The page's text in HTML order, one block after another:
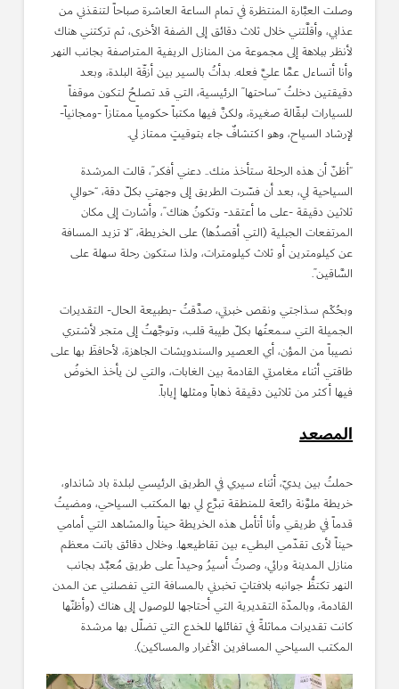
وصلت العبَّارة المنتظرة في تمام الساعة العاشرة صباحاً لتنقذني من
عذابي، وأقلَّتني خلال ثلاث دقائق إلى الضفة الأخرى، ثم تركتني هناك
لأنظر ببلاهة إلى مجموعة من المنازل الريفية المتراصفة بجانب النهر
وأنا أتساءل عمَّا عليَّ فعله. بدأتُ بالسير بين أزقّة البلدة، وبعد
دقيقتين دخلتُ “ساحتها” الرئيسية، التي قد تصلحُ لتكون موقفاً
للسيارات لبقّالة صغيرة، ولكنَّ فيها مكتباً حكومياً ممتازاً -ومجانياً-
لإرشاد السياح، وهو اكتشافٌ جاء بتوقيتٍ ممتاز لي.
“أظنّ أن هذه الرحلة ستأخذ منك.. دعني أفكر”، قالت المرشدة
السياحية لي، بعد أن فسّرت الطريق إلى وجهتي بكلّ دقة، “حوالي
ثلاثين دقيقة -على ما أعتقد- وتكونُ هناك”، وأشارت إلى مكان
المرتفعات الجبلية (التي أقصدُها) على الخريطة، “لا تزيد المسافة
عن كيلومترين أو ثلاث كيلومترات، ولذا ستكون رحلة سهلة على
السَّاقين”.
وبحُكْم سذاجتي ونقص خبرتي، صدَّقتُ -بطبيعة الحال- التقديرات
الجميلة التي سمعتُها بكلّ طيبة قلب، وتوجَّهتُ إلى متجر لأشتري
نصيباً من المؤن، أي العصير والسندويشات الجاهزة، لأحافظَ بها على
طاقتي أثناء مغامرتي القادمة بين الغابات، والتي لن يأخذ الخوضُ
فيها أكثر من ثلاثين دقيقة ذهاباً ومثلها إياباً.
المصعد
حملتُ بين يديّ، أثناء سيري في الطريق الرئيسي لبلدة باد شانداو،
خريطة ملوَّنة رائعة للمنطقة تبرَّع لي بها المكتب السياحي، ومضيتُ
قدماً في طريقي وأنا أتأمل هذه الخريطة حيناً والمشاهد التي أمامي
حيناً لأرى تقدّمي البطيء بين تقاطيعها. وخلال دقائق باتت معظم
منازل المدينة ورائي، وصرتُ أسيرُ وحيداً على طريق مُعبَّد بجانب
النهر تكتظُّ جوانبه بلافتاتٍ تخبرني بالمسافة التي تفصلني عن المدن
القادمة، وبالمدّة التقديرية التي أحتاجها للوصول إلى هناك (وأظنّها
كانت تقديرات مماثلةً في تفائلها للخدع التي تضلّل بها مرشدة
المكتب السياحي المسافرين الأغرار والمساكين).